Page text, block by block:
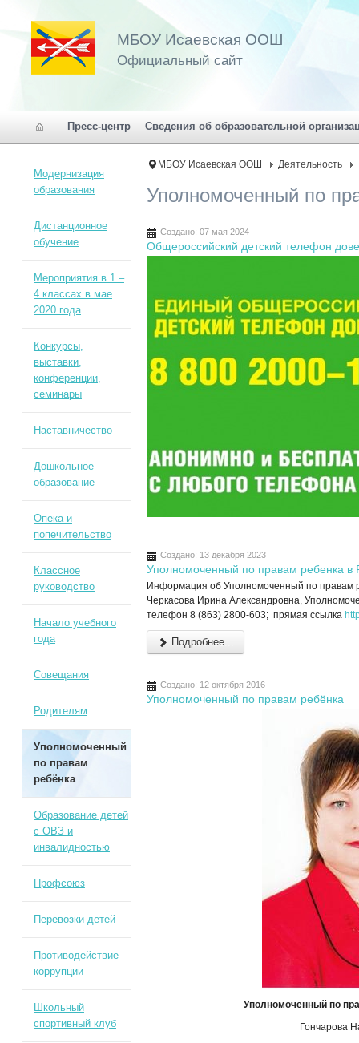
МБОУ Исаевская ООШ
Официальный сайт
Пресс-центр Сведения об образовательной
МБОУ Исаевская ООШ Деятельность
Уполномоченный по
Создано: 07 мая 2024
Общероссийский детский телефон
Создано: 13 декабря 2023
Уполномоченный по правам ребенка в
Информация об Уполномоченный по правам
Черкасова Ирина Александровна,
телефон 8 (863) 2800-603; прямая ссылка
Подробнее...
Создано: 12 октября 2016
Уполномоченный по правам ребёнка
Уполномоченный по
Гончарова
Модернизация
образования
Дистанционное
обучение
Мероприятия в 1 –
4 классах в мае
2020 года
Конкурсы,
выставки,
конференции,
семинары
Наставничество
Дошкольное
образование
Опека и
попечительство
Классное
руководство
Начало учебного
года
Совещания
Родителям
Уполномоченный
по правам
ребёнка
Образование детей
с ОВЗ и
инвалидностью
Профсоюз
Перевозки детей
Противодействие
коррупции
Школьный
спортивный клуб